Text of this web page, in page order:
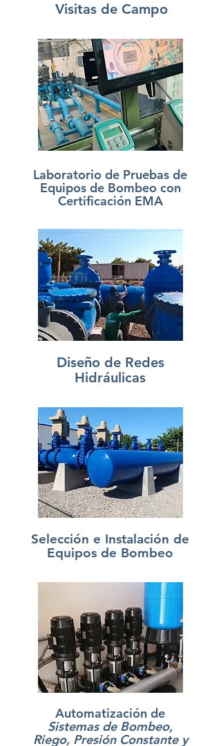
Visitas de Campo
Laboratorio de Pruebas de
Equipos de Bombeo con
Certificación EMA
Diseño de Redes
Hidráulicas
Selección e Instalación de
Equipos de Bombeo
Automatización de
Sistemas de Bombeo,
Riego, Presión Constante y